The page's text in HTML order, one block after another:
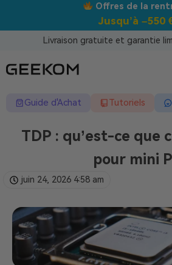
Offres de la
Jusqu’à –550 €
Livraison gratuite et garantie
Guide d'Achat Tutoriels
TDP : qu’est-ce que
pour mini
juin 24, 2026 4:58 am